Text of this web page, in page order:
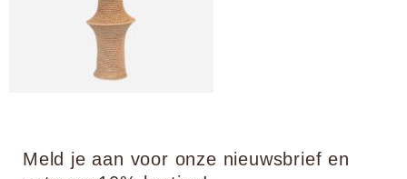
Meld je aan voor onze nieuwsbrief en